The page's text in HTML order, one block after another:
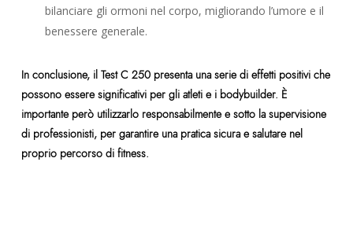
bilanciare gli ormoni nel corpo, migliorando l’umore e il
benessere generale.
In conclusione, il Test C 250 presenta una serie di effetti positivi che
possono essere significativi per gli atleti e i bodybuilder. È
importante però utilizzarlo responsabilmente e sotto la supervisione
di professionisti, per garantire una pratica sicura e salutare nel
proprio percorso di fitness.